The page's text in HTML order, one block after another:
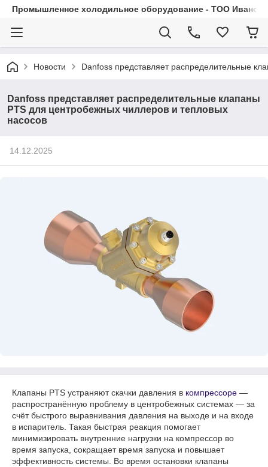
Промышленное холодильное оборудование - ТОО
Новости Danfoss представляет распределительные
Danfoss представляет распределительные клапаны
PTS для центробежных чиллеров и тепловых
насосов
14.12.2025
Клапаны PTS устраняют скачки давления в компрессоре —
распространённую проблему в центробежных системах — за
счёт быстрого выравнивания давления на выходе и на входе
в испаритель. Такая быстрая реакция помогает
минимизировать внутренние нагрузки на компрессор во
время запуска, сокращает время запуска и повышает
эффективность системы. Во время остановки клапаны